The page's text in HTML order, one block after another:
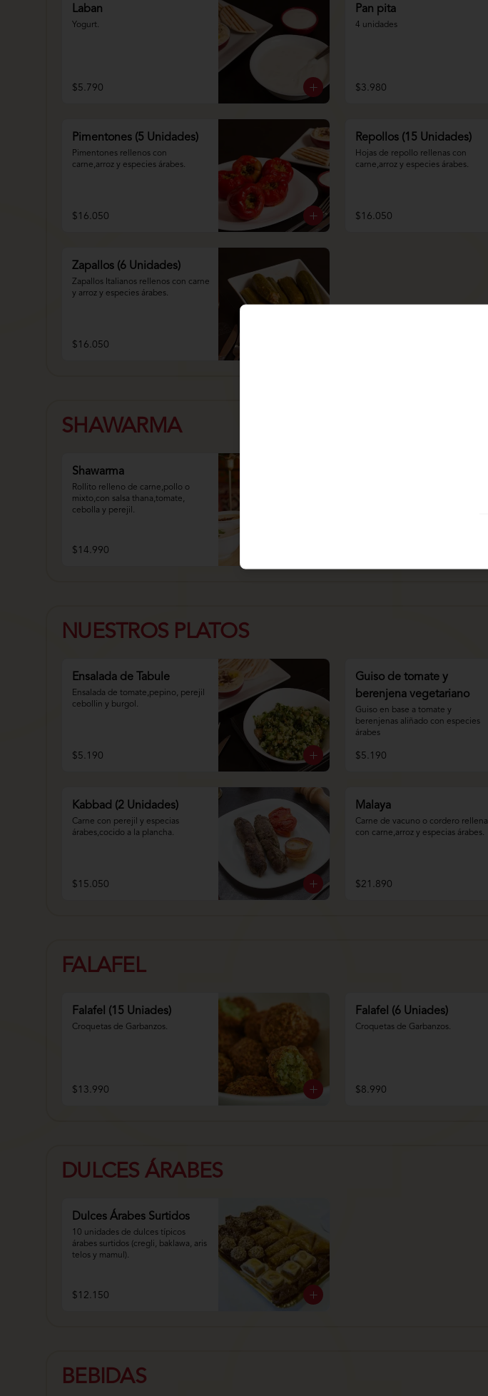
Laban
Yogurt.
$5.790
Pan pita
4 unidades
$3.980
Pimentones (5 Unidades)
Pimentones rellenos con
carne,arroz y especies árabes.
$16.050
Repollos (15 Unidades)
Hojas de repollo rellenas con
carne,arroz y especies árabes.
$16.050
Zapallos (6 Unidades)
Zapallos Italianos rellenos con carne
y arroz y especies árabes.
$16.050
SHAWARMA
Shawarma
Rollito relleno de carne,pollo o
mixto,con salsa thana,tomate,
cebolla y perejil.
$14.990
NUESTROS PLATOS
Ensalada de Tabule
Ensalada de tomate,pepino, perejil
cebollin y burgol.
$5.190
Guiso de tomate y
berenjena vegetariano
Guiso en base a tomate y
berenjenas aliñado con especies
árabes
$5.190
Kabbad (2 Unidades)
Carne con perejil y especias
árabes,cocido a la plancha.
$15.050
Malaya
Carne de vacuno o cordero rellena
con carne,arroz y especias árabes.
$21.890
FALAFEL
Falafel (15 Uniades)
Croquetas de Garbanzos.
$13.990
Falafel (6 Uniades)
Croquetas de Garbanzos.
$8.990
DULCES ÁRABES
Dulces Árabes Surtidos
10 unidades de dulces típicos
árabes surtidos (cregli, baklawa, aris
telos y mamul).
$12.150
BEBIDAS